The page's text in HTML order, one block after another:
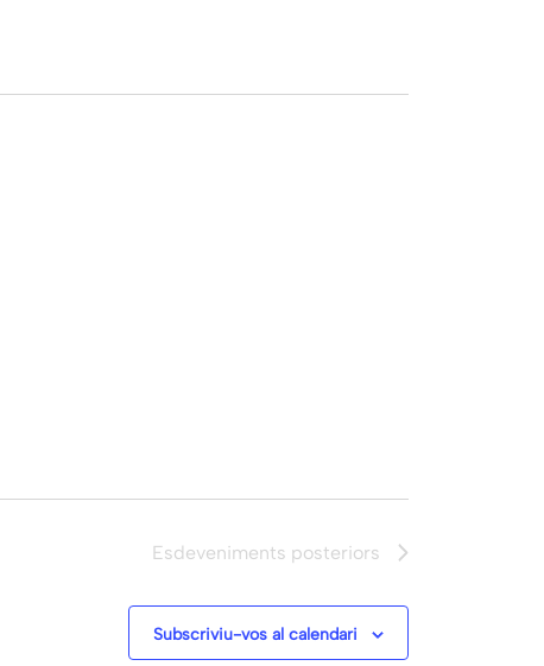
Esdeveniments posteriors
Subscriviu-vos al calendari